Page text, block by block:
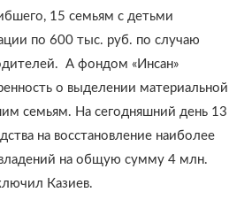
15 семьям с детьми
по 600 тыс. руб. по случаю
А фондом «Инсан»
о выделении материальной
семьям. На сегодняшний день 13
на восстановление наиболее
на общую сумму 4 млн.
Казиев.